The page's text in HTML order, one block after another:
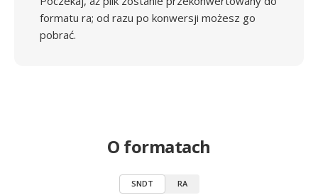
formatu ra; od razu po konwersji możesz go
pobrać.
O formatach
SNDT RA